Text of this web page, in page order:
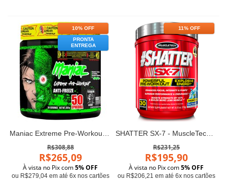
10% OFF
PRONTA
ENTREGA
Maniac Extreme Pre-Workout (300g) - Terror Labz
R$308,88
R$265,09
À vista no Pix com5% OFF
ou R$279,04 em até 6x nos cartões
11% OFF
SHATTER SX-7 - MuscleTech (30 servings)
R$231,25
R$195,90
À vista no Pix com5% OFF
ou R$206,21 em até 6x nos cartões